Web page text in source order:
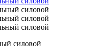
силовой